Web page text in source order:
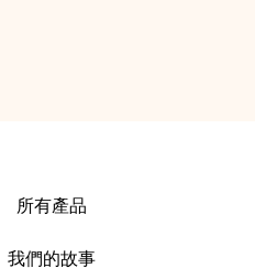
所有產品